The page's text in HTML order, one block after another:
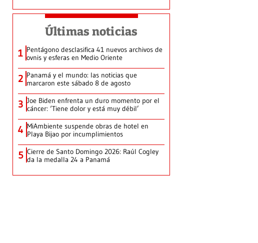
Últimas noticias
1 Pentágono desclasifica 41 nuevos archivos de
ovnis y esferas en Medio Oriente
2 Panamá y el mundo: las noticias que
marcaron este sábado 8 de agosto
3 Joe Biden enfrenta un duro momento por el
cáncer: ‘Tiene dolor y está muy débil’
4 MiAmbiente suspende obras de hotel en
Playa Bijao por incumplimientos
5 Cierre de Santo Domingo 2026: Raúl Cogley
da la medalla 24 a Panamá